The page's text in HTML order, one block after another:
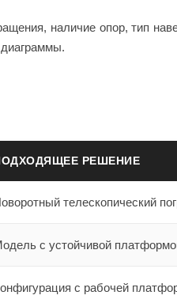
наличие опор, тип
диаграммы.
РЕШЕНИЕ
телескопический
с устойчивой
с рабочей